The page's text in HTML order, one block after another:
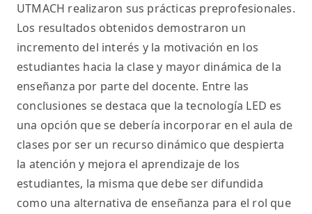
UTMACH realizaron sus prácticas preprofesionales.
Los resultados obtenidos demostraron un
incremento del interés y la motivación en los
estudiantes hacia la clase y mayor dinámica de la
enseñanza por parte del docente. Entre las
conclusiones se destaca que la tecnología LED es
una opción que se debería incorporar en el aula de
clases por ser un recurso dinámico que despierta
la atención y mejora el aprendizaje de los
estudiantes, la misma que debe ser difundida
como una alternativa de enseñanza para el rol que